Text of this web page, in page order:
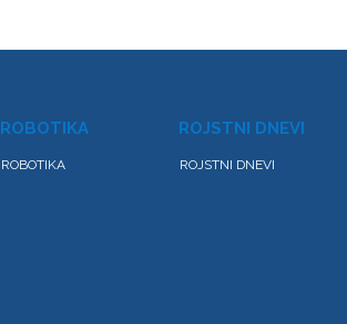
ROBOTIKA
ROBOTIKA
ROJSTNI DNEVI
ROJSTNI DNEVI